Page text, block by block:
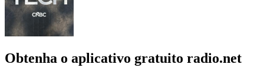
Obtenha o aplicativo gratuito radio.net